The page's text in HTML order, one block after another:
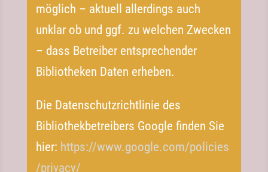
möglich – aktuell allerdings auch
unklar ob und ggf. zu welchen Zwecken
– dass Betreiber entsprechender
Bibliotheken Daten erheben.
Die Datenschutzrichtlinie des
Bibliothekbetreibers Google finden Sie
hier: https://​www​.google​.com/​p​o​l​i​c​i​e​s​
/​p​r​i​vacy/